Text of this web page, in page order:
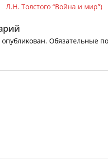
Л.Н. Толстого “Война и мир”)
Обязательные